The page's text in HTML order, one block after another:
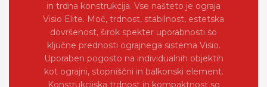
in trdna konstrukcija. Vse našteto je ograja
Visio Elite. Moč, trdnost, stabilnost, estetska
dovršenost, širok spekter uporabnosti so
ključne prednosti ograjnega sistema Visio.
Uporaben pogosto na individualnih objektih
kot ograjni, stopniščni in balkonski element.
Konstrukcijska trdnost in kompaktnost so